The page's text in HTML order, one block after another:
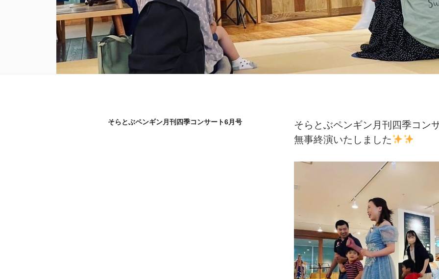
そらとぶペンギン月刊四季コンサート6月号
そらとぶペンギン月刊四季コン
無事終演いたしました